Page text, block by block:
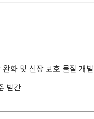
화 및 신장 보호 물질 개발
발간